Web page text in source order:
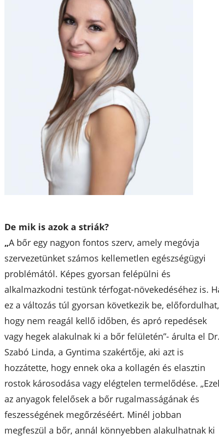
De mik is azok a striák?
„A bőr egy nagyon fontos szerv, amely megóvja
szervezetünket számos kellemetlen egészségügyi
problémától. Képes gyorsan felépülni és
alkalmazkodni testünk térfogat-növekedéséhez is.
ez a változás túl gyorsan következik be, előfordulhat,
hogy nem reagál kellő időben, és apró repedések
vagy hegek alakulnak ki a bőr felületén”- árulta el
Szabó Linda, a Gyntima szakértője, aki azt is
hozzátette, hogy ennek oka a kollagén és elasztin
rostok károsodása vagy elégtelen termelődése.
az anyagok felelősek a bőr rugalmasságának és
feszességének megőrzéséért. Minél jobban
megfeszül a bőr, annál könnyebben alakulhatnak ki